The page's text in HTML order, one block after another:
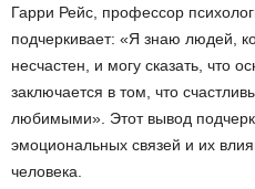
Гарри Рейс, профессор
подчеркивает: «Я знаю людей,
несчастен, и могу сказать, что
заключается в том, что
любимыми». Этот вывод
эмоциональных связей и их
человека.